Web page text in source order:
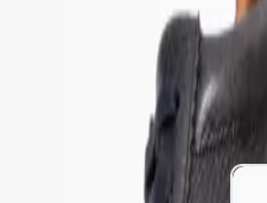
Aynı gün kargo
3.597,00 TL 5.995,00 TL
3.597,00 TL
40